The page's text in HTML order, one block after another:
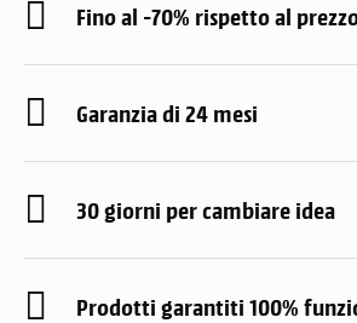
Fino al -70% rispetto al
Garanzia di 24 mesi
30 giorni per cambiare idea
Prodotti garantiti 100%